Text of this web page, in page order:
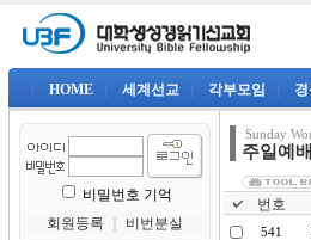
HOME 세계선교 각부모임
비밀번호 기억
회원등록
비번분실
Sunday
주일예
번호
541